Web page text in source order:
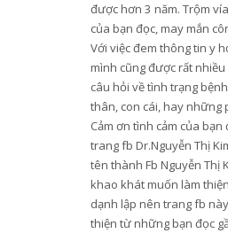
được hơn 3 năm. Trộm
của bạn đọc, may mắn
Với việc đem thông tin y
mình cũng được rất
câu hỏi về tình trạng
thân, con cái, hay những
Cảm ơn tình cảm của
trang fb Dr.Nguyễn Thị
tên thành Fb Nguyễn Thị
khao khát muốn làm
dạnh lập nên trang fb
thiện từ những bạn đọc